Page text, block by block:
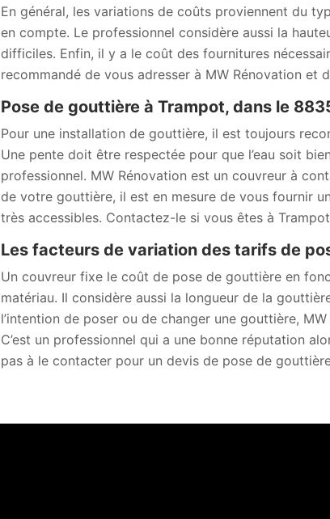
En général, les variations de coûts proviennent du
en compte. Le professionnel considère aussi la
difficiles. Enfin, il y a le coût des fournitures
recommandé de vous adresser à MW Rénovation et
Pose de gouttière à Trampot, dans le
Pour une installation de gouttière, il est toujours
Une pente doit être respectée pour que l’eau soit
professionnel. MW Rénovation est un couvreur à
de votre gouttière, il est en mesure de vous fournir
très accessibles. Contactez-le si vous êtes à
Les facteurs de variation des tarifs de
Un couvreur fixe le coût de pose de gouttière en
matériau. Il considère aussi la longueur de la
l’intention de poser ou de changer une gouttière,
C’est un professionnel qui a une bonne réputation
pas à le contacter pour un devis de pose de